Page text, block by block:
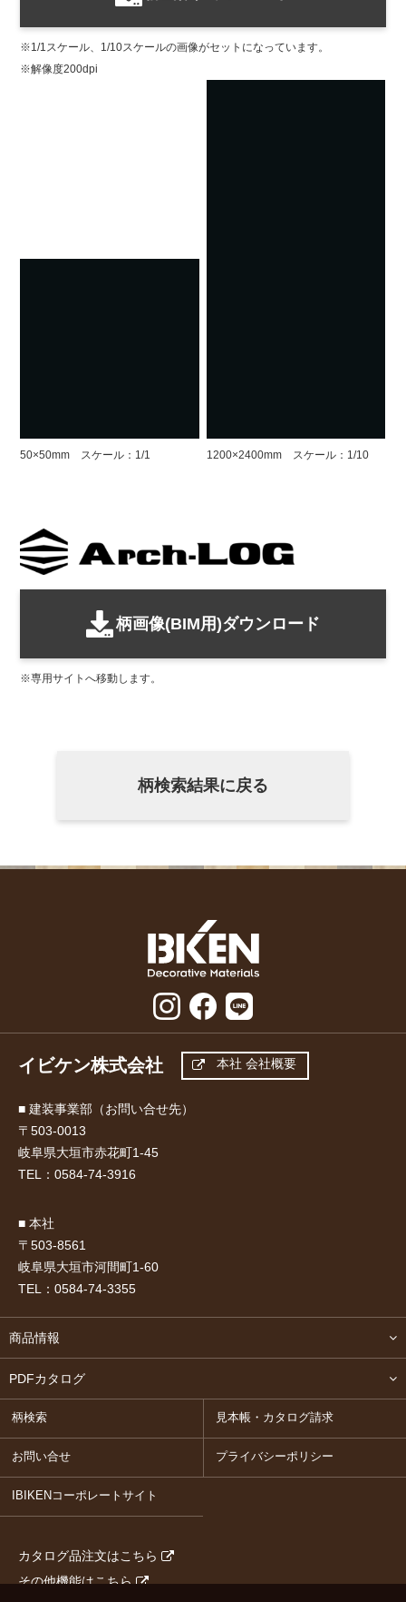
1/1スケール、1/10スケールの画像がセットになっています。
解像度200dpi
50×50mm スケール：1/1 1200×2400mm スケール：1/10
柄画像(BIM用)ダウンロード
専用サイトへ移動します。
柄検索結果に戻る
イビケン株式会社 本社 会社概要
■ 建装事業部（お問い合せ先）
〒503-0013
岐阜県大垣市赤花町1-45
TEL： 0584-74-3916
■ 本社
〒503-8561
岐阜県大垣市河間町1-60
TEL： 0584-74-3355
商品情報
PDFカタログ
柄検索 見本帳・カタログ請求
お問い合せ プライバシーポリシー
IBIKENコーポレートサイト
カタログ品注文はこちら
その他機能はこちら